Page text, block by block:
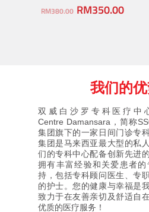
RM380.00 RM350.00
我们的
双威白沙罗专科医疗中心
Centre Damansara，简称
集团旗下的一家日间门诊专
集团是马来西亚最大型的私
们的专科中心配备创新先进
拥有丰富经验和关爱患者
持，包括专科顾问医生、专
的护士。您的健康与幸福是
致力于在友善亲切及舒适自
优质的医疗服务！